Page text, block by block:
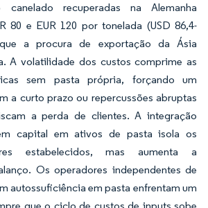
recuperadas na Alemanha
80 e EUR 120 por tonelada (USD 86,4-
a procura de exportação da Ásia
A volatilidade dos custos comprime as
sem pasta própria, forçando um
a curto prazo ou repercussões abruptas
a perda de clientes. A integração
capital em ativos de pasta isola os
estabelecidos, mas aumenta a
Os operadores independentes de
autossuficiência em pasta enfrentam um